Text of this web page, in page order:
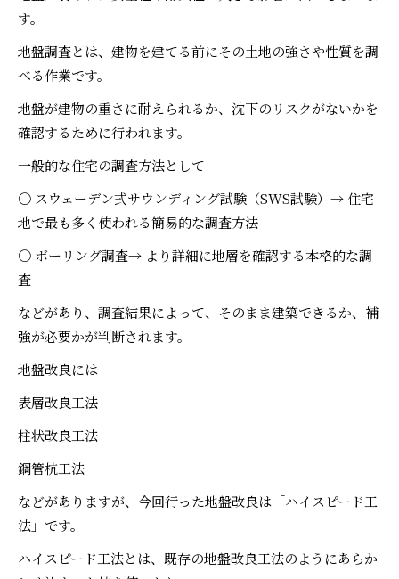
す。
地盤調査とは、建物を建てる前にその土地の強さや性質を調
べる作業です。
地盤が建物の重さに耐えられるか、沈下のリスクがないかを
確認するために行われます。
一般的な住宅の調査方法として
〇 スウェーデン式サウンディング試験（SWS試験）→ 住宅
地で最も多く使われる簡易的な調査方法
〇 ボーリング調査→ より詳細に地層を確認する本格的な調
査
などがあり、調査結果によって、そのまま建築できるか、補
強が必要かが判断されます。
地盤改良には
表層改良工法
柱状改良工法
鋼管杭工法
などがありますが、今回行った地盤改良は「ハイスピード工
法」です。
ハイスピード工法とは、既存の地盤改良工法のようにあらか